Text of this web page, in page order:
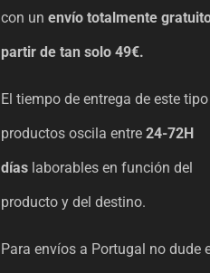
con un envío totalmente
partir de tan solo 49€.
El tiempo de entrega de este
productos oscila entre 24-72H
díaslaborables en función del
producto y del destino.
Para envíos a Portugal no dude